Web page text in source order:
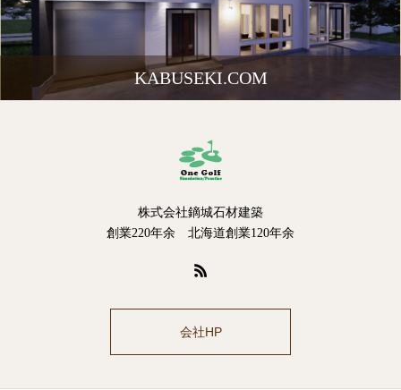
KABUSEKI.COM
株式会社鏑城石材建築
創業220年余 北海道創業120年余
会社HP